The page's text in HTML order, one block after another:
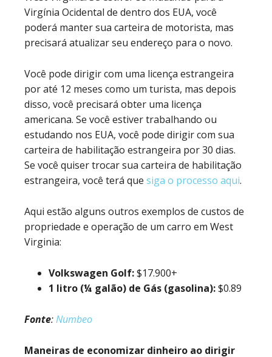
Virgínia Ocidental de dentro dos EUA, você
poderá manter sua carteira de motorista, mas
precisará atualizar seu endereço para o novo.
Você pode dirigir com uma licença estrangeira
por até 12 meses como um turista, mas depois
disso, você precisará obter uma licença
americana. Se você estiver trabalhando ou
estudando nos EUA, você pode dirigir com sua
carteira de habilitação estrangeira por 30 dias.
Se você quiser trocar sua carteira de habilitação
estrangeira, você terá que siga o processo aqui.
Aqui estão alguns outros exemplos de custos de
propriedade e operação de um carro em West
Virginia:
Volkswagen Golf:$17.900+
1 litro (¼ galão) de Gás (gasolina):$0.89
Fonte:Numbeo
Maneiras de economizar dinheiro ao dirigir